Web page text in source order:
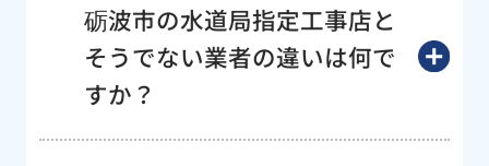
砺波市の水道局指定工事店と
そうでない業者の違いは何で
すか？